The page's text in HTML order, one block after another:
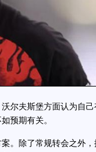
夫斯堡方面认为自己
预期有关。
除了常规转会之外，